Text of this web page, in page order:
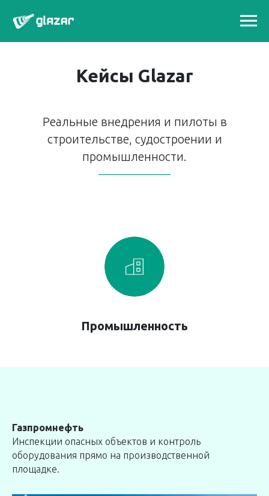
Кейсы Glazar
Реальные внедрения и пилоты в
строительстве, судостроении и
промышленности.
——————
Промышленность
Газпромнефть
Инспекции опасных объектов и контроль
оборудования прямо на производственной
площадке.